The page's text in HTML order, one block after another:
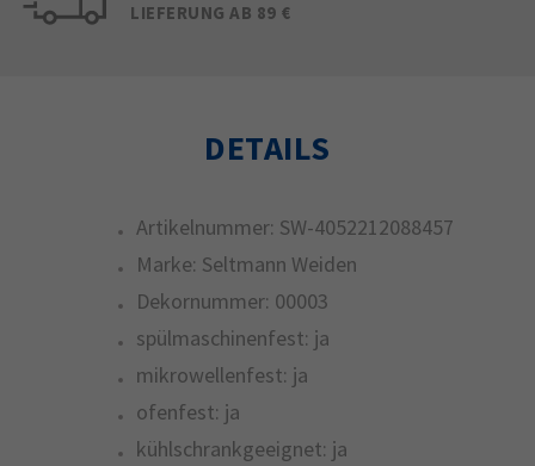
LIEFERUNG AB 89 €
DETAILS
Artikelnummer: SW-4052212088457
Marke: Seltmann Weiden
Dekornummer: 00003
spülmaschinenfest: ja
mikrowellenfest: ja
ofenfest: ja
kühlschrankgeeignet: ja